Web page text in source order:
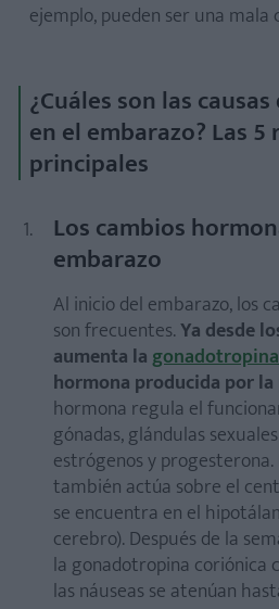
ejemplo, pueden ser una mala
¿Cuáles son las
en el embarazo? Las 5
principales
Los cambios
embarazo
Al inicio del embarazo, los
son frecuentes.Ya desde
aumenta la
hormona producida por
hormona regula el
gónadas, glándulas
estrógenos y
también actúa sobre el
se encuentra en el
cerebro). Después de la
la gonadotropina coriónica
las náuseas se atenúan